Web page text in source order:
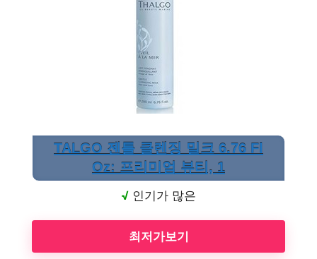
TALGO 젠틀 클렌징 밀크 6.76 Fl
Oz: 프리미엄 뷰티, 1
√ 인기가 많은
최저가보기